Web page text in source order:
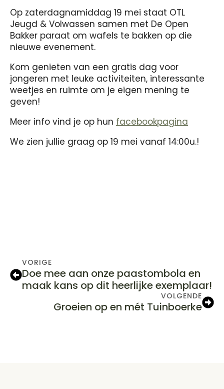
Op zaterdagnamiddag 19 mei staat OTL
Jeugd & Volwassen samen met De Open
Bakker paraat om wafels te bakken op die
nieuwe evenement.
Kom genieten van een gratis dag voor
jongeren met leuke activiteiten, interessante
weetjes en ruimte om je eigen mening te
geven!
Meer info vind je op hun facebookpagina
We zien jullie graag op 19 mei vanaf 14:00u.!
VORIGE
Doe mee aan onze paastombola en
maak kans op dit heerlijke exemplaar!
VOLGENDE
Groeien op en mét Tuinboerke